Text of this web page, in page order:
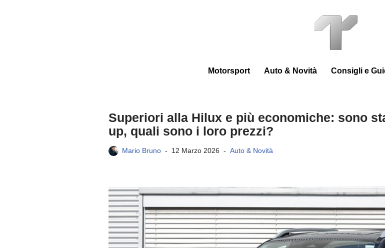
Motorsport
Auto & Novità Consigli e
Superiori alla Hilux e più economiche: sono
up, quali sono i loro prezzi?
Mario Bruno 12 Marzo 2026 Auto & Novità